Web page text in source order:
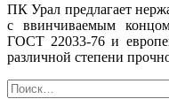
ПК Урал предлагает
с ввинчиваемым
ГОСТ 22033-76 и
различной степени
Найти: